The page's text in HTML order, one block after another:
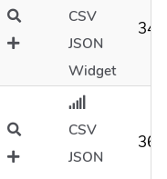
CSV
JSON
Widget
34
CSV
JSON
36